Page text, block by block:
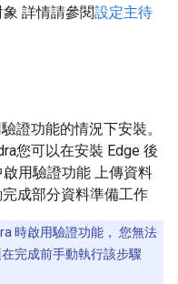
詳情請參閱設定主待
證功能的情況下安裝。
您可以在安裝 Edge 後
用驗證功能 上傳資料
成部分資料準備工作
時啟用驗證功能， 您無法
完成前手動執行該步驟